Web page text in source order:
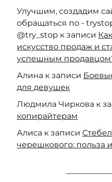
Улучшим, создадим
обращаться по -
@try_stop к записи
искусство продаж и
успешным
Алина к записи
для девушек
Людмила Чиркова к
копирайтерам
Алиса к записи
черешкового: польза